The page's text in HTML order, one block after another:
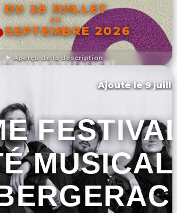
Aperçu de la description
DU 28 JUILLET
AU
2026
L'ÉVÉNEMENT
Ajouté le 9
MUSICAL